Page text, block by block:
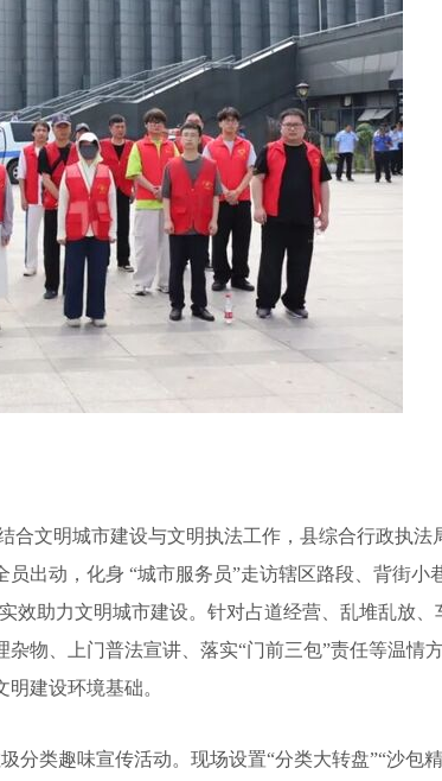
合文明城市建设与文明执法工作，县综合行政执法
出动，化身 “城市服务员”走访辖区路段、背街小
效助力文明城市建设。针对占道经营、乱堆乱放、
物、上门普法宣讲、落实“门前三包”责任等温情
建设环境基础。
分类趣味宣传活动。现场设置“分类大转盘”“沙包